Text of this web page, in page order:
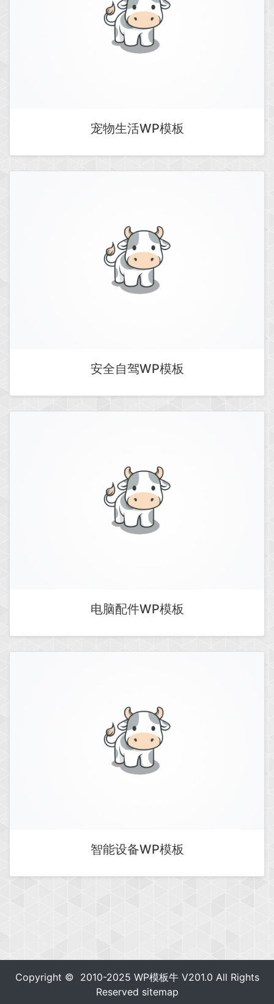
宠物生活WP模板
安全自驾WP模板
电脑配件WP模板
智能设备WP模板
Copyright © 2010-2025 WP模板牛V201.0 All Rights
Reserved sitemap